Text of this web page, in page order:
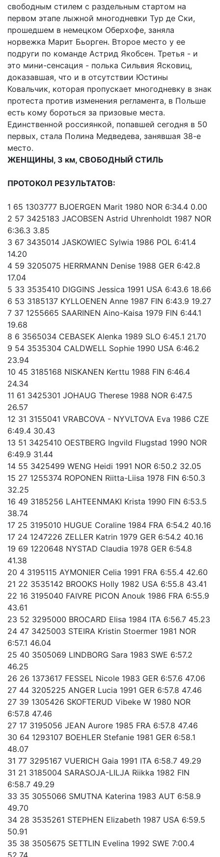
свободным стилем с раздельным стартом на
первом этапе лыжной многодневки Тур де Ски,
прошедшем в немецком Оберхофе, заняла
норвежка Марит Бьорген. Второе место у ее
подруги по команде Астрид Якобсен. Третья - и
это мини-сенсация - полька Сильвия Ясковиц,
доказавшая, что и в отсутствии Юстины
Ковальчик, которая пропускает многодневку в знак
протеста против изменения регламента, в Польше
есть кому бороться за призовые места.
Единственной россиянкой, попавшей сегодня в 50
первых, стала Полина Медведева, занявшая 38-е
место.
ЖЕНЩИНЫ, 3 км, СВОБОДНЫЙ СТИЛЬ
ПРОТОКОЛ РЕЗУЛЬТАТОВ:
1 65 1303777 BJOERGEN Marit 1980 NOR 6:34.4 0.00
2 57 3425183 JACOBSEN Astrid Uhrenholdt 1987 NOR
6:36.3 3.85
3 67 3435014 JASKOWIEC Sylwia 1986 POL 6:41.4
14.20
4 59 3205075 HERRMANN Denise 1988 GER 6:42.8
17.04
5 33 3535410 DIGGINS Jessica 1991 USA 6:43.6 18.66
6 53 3185137 KYLLOENEN Anne 1987 FIN 6:43.9 19.27
7 37 1255665 SAARINEN Aino-Kaisa 1979 FIN 6:44.1
19.68
8 6 3565034 CEBASEK Alenka 1989 SLO 6:45.1 21.70
9 54 3535304 CALDWELL Sophie 1990 USA 6:46.2
23.94
10 45 3185168 NISKANEN Kerttu 1988 FIN 6:46.4
24.34
11 61 3425301 JOHAUG Therese 1988 NOR 6:47.5
26.57
12 31 3155041 VRABCOVA - NYVLTOVA Eva 1986 CZE
6:49.4 30.43
13 51 3425410 OESTBERG Ingvild Flugstad 1990 NOR
6:49.9 31.44
14 55 3425499 WENG Heidi 1991 NOR 6:50.2 32.05
15 27 1255374 ROPONEN Riitta-Liisa 1978 FIN 6:50.3
32.25
16 49 3185256 LAHTEENMAKI Krista 1990 FIN 6:53.5
38.74
17 25 3195010 HUGUE Coraline 1984 FRA 6:54.2 40.16
17 24 1247226 ZELLER Katrin 1979 GER 6:54.2 40.16
19 69 1220648 NYSTAD Claudia 1978 GER 6:54.8
41.38
20 4 3195115 AYMONIER Celia 1991 FRA 6:55.4 42.60
21 22 3535142 BROOKS Holly 1982 USA 6:55.8 43.41
22 16 3195040 FAIVRE PICON Anouk 1986 FRA 6:55.9
43.61
23 52 3295000 BROCARD Elisa 1984 ITA 6:56.7 45.23
24 47 3425003 STEIRA Kristin Stoermer 1981 NOR
6:57.1 46.04
25 40 3505069 LINDBORG Sara 1983 SWE 6:57.2
46.25
26 26 1373617 FESSEL Nicole 1983 GER 6:57.6 47.06
27 44 3205225 ANGER Lucia 1991 GER 6:57.8 47.46
27 39 1305426 SKOFTERUD Vibeke W 1980 NOR
6:57.8 47.46
27 17 3195056 JEAN Aurore 1985 FRA 6:57.8 47.46
30 64 1293107 BOEHLER Stefanie 1981 GER 6:58.1
48.07
31 77 3295167 VUERICH Gaia 1991 ITA 6:58.7 49.29
31 21 3185004 SARASOJA-LILJA Riikka 1982 FIN
6:58.7 49.29
33 35 3055066 SMUTNA Katerina 1983 AUT 6:58.9
49.70
34 28 3535261 STEPHEN Elizabeth 1987 USA 6:59.5
50.91
35 38 3505675 SETTLIN Evelina 1992 SWE 7:00.4
52.74